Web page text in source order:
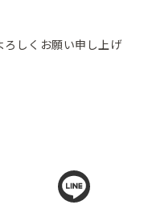
ろしくお願い申し上げ